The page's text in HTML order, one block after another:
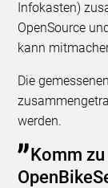
Infokasten)
OpenSource
kann
Die
werden.
Komm